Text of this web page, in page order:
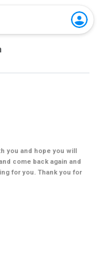
you and hope you will
come back again and
for you. Thank you for